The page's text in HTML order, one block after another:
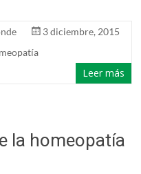
3 diciembre, 2015
Leer más
la homeopatía